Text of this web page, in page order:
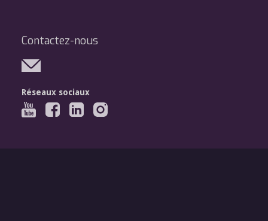
Contactez-nous
Réseaux sociaux